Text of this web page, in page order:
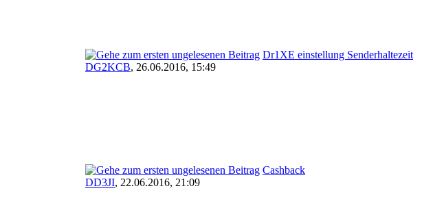
Dr1XE einstellung Senderhaltezeit
DG2KCB, 26.06.2016, 15:49
Cashback
DD3JI, 22.06.2016, 21:09